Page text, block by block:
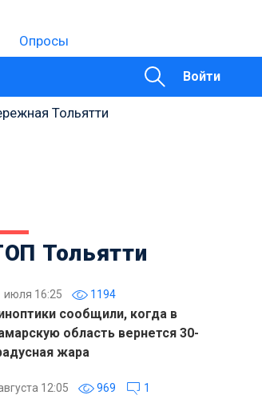
Опросы
Войти
Тольятти
Тольятти
июля 16:25 1194
сообщили, когда в
область вернется 30-
жара
12:05 969 1